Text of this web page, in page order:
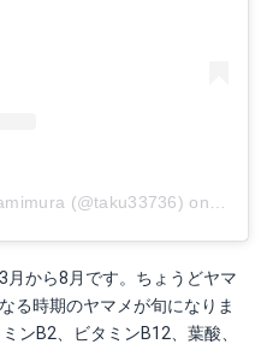
(@taku33736) on
月から8月です。ちょうどヤマ
る時期のヤマメが旬になりま
ンB2、ビタミンB12、葉酸、